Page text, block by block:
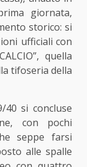
giornata,
storico: si
ufficiali con
quella
tifoseria della
40 si concluse
con pochi
seppe farsi
alle spalle